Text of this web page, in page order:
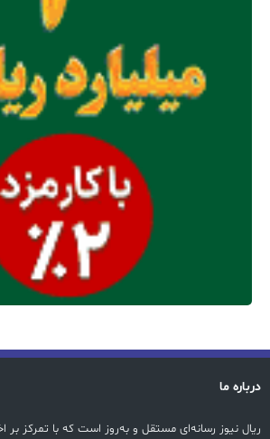
درباره ما
ریال نیوز رسانه‌ای مستقل و به‌روز است که با تمرکز بر